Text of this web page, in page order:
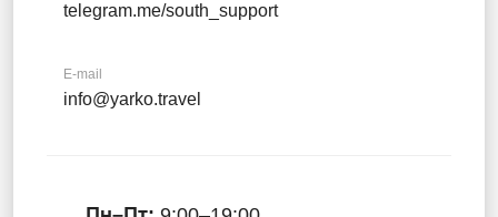
telegram.me/south_support
E-mail
info@yarko.travel